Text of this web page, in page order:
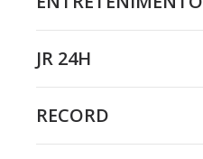
JR 24H
RECORD